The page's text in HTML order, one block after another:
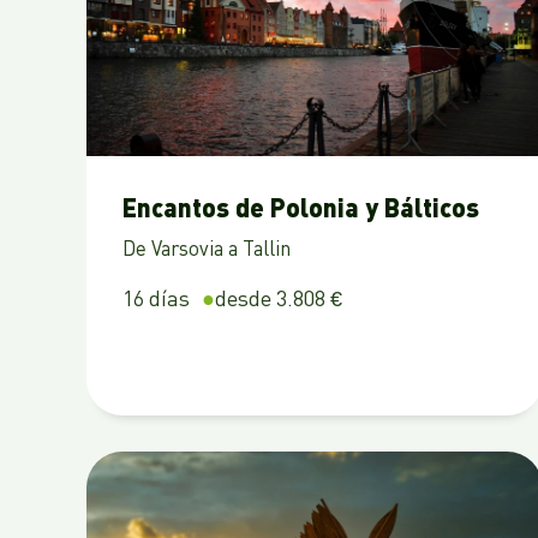
Encantos de Polonia y Bálticos
De Varsovia a Tallin
16 días desde 3.808 €